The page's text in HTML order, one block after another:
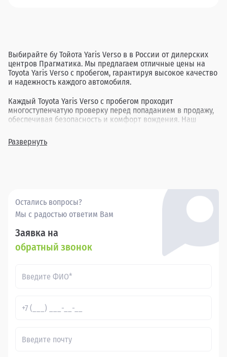
Выбирайте бу Тойота Yaris Verso в в России от дилерских
центров Прагматика. Мы предлагаем отличные цены на
Toyota Yaris Verso с пробегом, гарантируя высокое качество
и надежность каждого автомобиля.
Каждый Toyota Yaris Verso с пробегом проходит
многоступенчатую проверку перед попаданием в продажу,
обеспечивая безопасность и комфорт вождения. Наш
года выпуска, позволяя найти идеальный вариант для
каждого клиента.
Развернуть
Остались вопросы?
Мы с радостью ответим Вам
Заявка на
обратный звонок